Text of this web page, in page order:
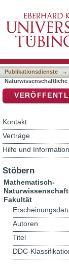
Publikationsdienste →
Kontakt
Verträge
Hilfe und
Stöbern
Mathematisch-
Fakultät
Autoren
Titel
DDC-